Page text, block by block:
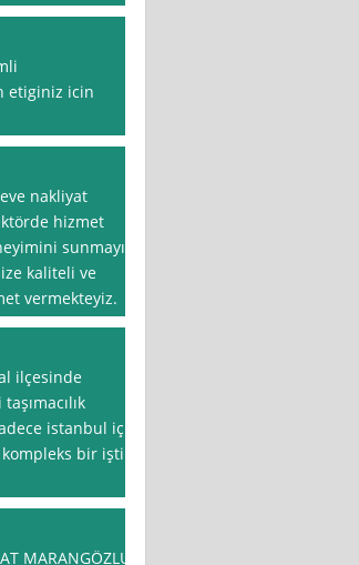
etiginiz icin
nakliyat
hizmet
sunmayı
kaliteli ve
vermekteyiz.
ilçesinde
istanbul içi
bir iştir
MARANGÖZLU